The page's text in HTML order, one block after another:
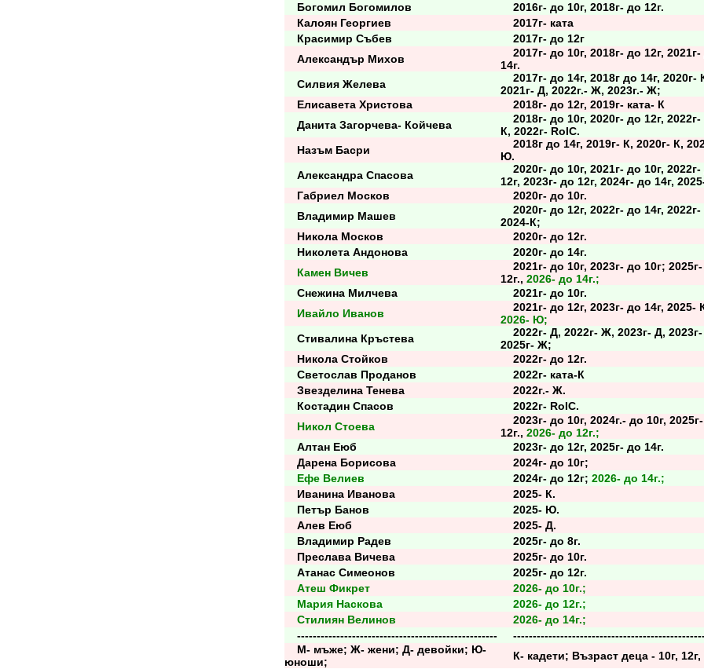
Богомил Богомилов
2016г- до 10г, 2018г- до 12г.
Калоян Георгиев
2017г- ката
Красимир Събев
2017г- до 12г
Александър Михов
2017г- до 10г, 2018г- до 12г, 2021г-
14г.
Силвия Желева
2017г- до 14г, 2018г до 14г, 2020г-
2021г- Д, 2022г.- Ж, 2023г.- Ж;
Елисавета Христова
2018г- до 12г, 2019г- ката- К
Данита Загорчева- Койчева
2018г- до 10г, 2020г- до 12г, 2022г-
К, 2022г- RoIC.
Назъм Басри
2018г до 14г, 2019г- К, 2020г- К,
Ю.
Александра Спасова
2020г- до 10г, 2021г- до 10г, 2022г-
12г, 2023г- до 12г, 2024г- до 14г,
Габриел Москов
2020г- до 10г.
Владимир Машев
2020г- до 12г, 2022г- до 14г, 2022г-
2024-К;
Никола Москов
2020г- до 12г.
Николета Андонова
2020г- до 14г.
Камен Вичев
2021г- до 10г, 2023г- до 10г;
12г., 2026- до 14г.;
Снежина Милчева
2021г- до 10г.
Ивайло Иванов
2021г- до 12г, 2023г- до 14г, 2025-
2026- Ю;
Стивалина Кръстева
2022г- Д, 2022г- Ж, 2023г- Д,
2025г- Ж;
Никола Стойков
2022г- до 12г.
Светослав Проданов
2022г- ката-К
Звезделина Тенева
2022г.- Ж.
Костадин Спасов
2022г- RoIC.
Никол Стоева
2023г- до 10г, 2024г.- до 10г,
12г., 2026- до 12г.;
Алтан Еюб
2023г- до 12г, 2025г- до 14г.
Дарена Борисова
2024г- до 10г;
Ефе Велиев
2024г- до 12г; 2026- до 14г.;
Иванина Иванова
2025- К.
Петър Банов
2025- Ю.
Алев Еюб
2025- Д.
Владимир Радев
2025г- до 8г.
Преслава Вичева
2025г- до 10г.
Атанас Симеонов
2025г- до 12г.
Атеш Фикрет
2026- до 10г.;
Мария Наскова
2026- до 12г.;
Стилиян Велинов
2026- до 14г.;
---------------------------------------------------
М- мъже; Ж- жени; Д- девойки; Ю-
юноши;
К- кадети; Възраст деца - 10г, 12г,